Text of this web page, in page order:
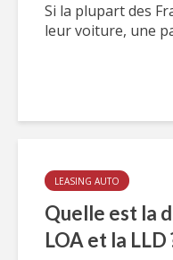
Si la plupart des
leur voiture, une
LEASING AUTO
Quelle est la
LOA et la LLD